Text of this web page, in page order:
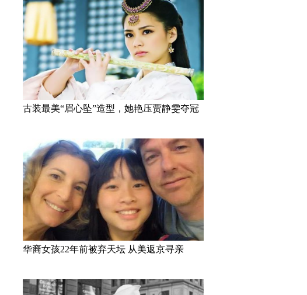
古装最美“眉心坠”造型，她艳压贾静雯夺冠
华裔女孩22年前被弃天坛 从美返京寻亲